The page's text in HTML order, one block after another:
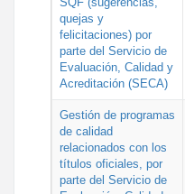
quejas y
felicitaciones) por
parte del Servicio de
Evaluación, Calidad y
Acreditación (SECA)
Gestión de programas
de calidad
relacionados con los
títulos oficiales, por
parte del Servicio de